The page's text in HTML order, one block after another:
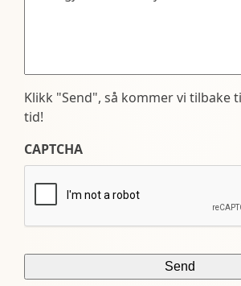
Klikk "Send", så kommer vi tilbake
tid!
CAPTCHA